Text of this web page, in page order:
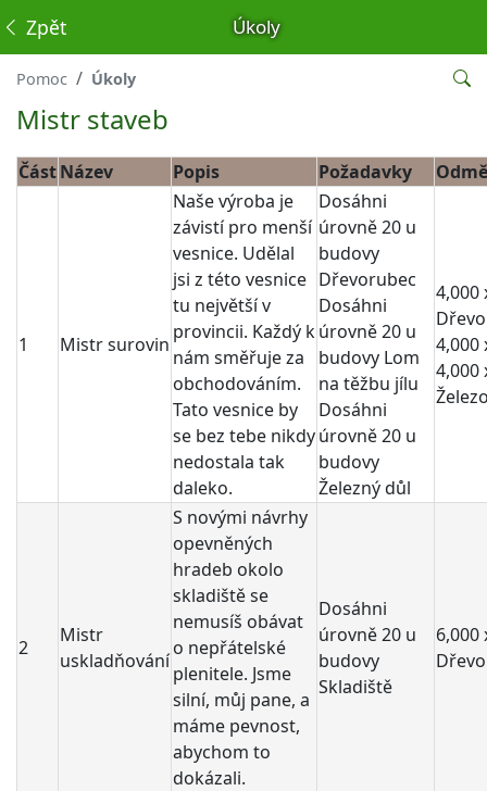
Úkoly
Zpět
Pomoc Úkoly
Mistr staveb
ČástNázev Popis Požadavky
1 Mistr surovin
Naše výroba je
závistí pro menší
vesnice. Udělal
jsi z této vesnice
tu největší v
provincii. Každý k
nám směřuje za
obchodováním.
Tato vesnice by
se bez tebe nikdy
nedostala tak
daleko.
Dosáhni
úrovně 20 u
budovy
Dřevorubec
Dosáhni
úrovně 20 u
budovy Lom
na těžbu jílu
Dosáhni
úrovně 20 u
budovy
Železný důl
4,000
Dřevo
4,000
4,000
2
Mistr
uskladňování
S novými návrhy
opevněných
hradeb okolo
skladiště se
nemusíš obávat
o nepřátelské
plenitele. Jsme
silní, můj pane, a
máme pevnost,
abychom to
dokázali.
Dosáhni
úrovně 20 u
budovy
Skladiště
6,000
Dřevo